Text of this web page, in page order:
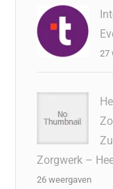
27
Zorgwerk –
26 weergaven